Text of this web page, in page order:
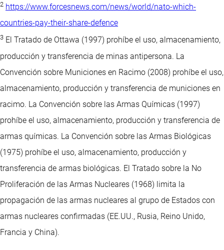
2 https://www.forcesnews.com/news/world/nato-which-
countries-pay-their-share-defence
3 El Tratado de Ottawa (1997) prohíbe el uso, almacenamiento,
producción y transferencia de minas antipersona. La
Convención sobre Municiones en Racimo (2008) prohíbe el uso,
almacenamiento, producción y transferencia de municiones en
racimo. La Convención sobre las Armas Químicas (1997)
prohíbe el uso, almacenamiento, producción y transferencia de
armas químicas. La Convención sobre las Armas Biológicas
(1975) prohíbe el uso, almacenamiento, producción y
transferencia de armas biológicas. El Tratado sobre la No
Proliferación de las Armas Nucleares (1968) limita la
propagación de las armas nucleares al grupo de Estados con
armas nucleares confirmadas (EE.UU., Rusia, Reino Unido,
Francia y China).